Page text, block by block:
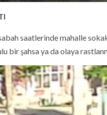
saatlerinde mahalle
bir şahsa ya da olaya